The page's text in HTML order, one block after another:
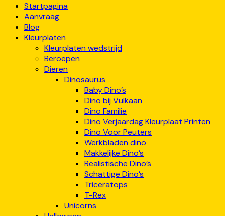
Startpagina
Aanvraag
Blog
Kleurplaten
Kleurplaten wedstrijd
Beroepen
Dieren
Dinosaurus
Baby Dino’s
Dino bij Vulkaan
Dino Familie
Dino Verjaardag Kleurplaat Printen
Dino Voor Peuters
Werkbladen dino
Makkelijke Dino’s
Realistische Dino’s
Schattige Dino’s
Triceratops
T-Rex
Unicorns